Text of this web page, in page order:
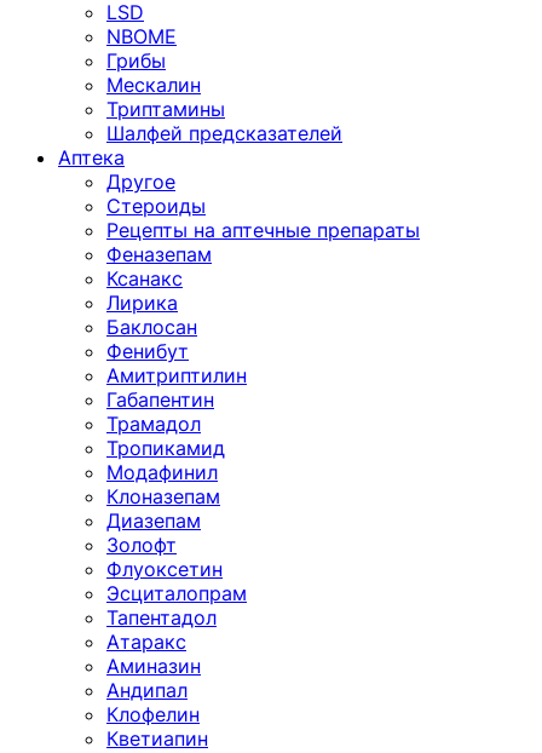
LSD
NBOME
Грибы
Мескалин
Триптамины
Шалфей предсказателей
Аптека
Другое
Стероиды
Рецепты на аптечные препараты
Феназепам
Ксанакс
Лирика
Баклосан
Фенибут
Амитриптилин
Габапентин
Трамадол
Тропикамид
Модафинил
Клоназепам
Диазепам
Золофт
Флуоксетин
Эсциталопрам
Тапентадол
Атаракс
Аминазин
Андипал
Клофелин
Кветиапин